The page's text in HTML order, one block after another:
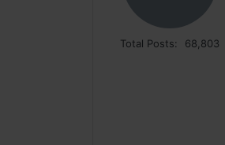
Total Posts: 68,803